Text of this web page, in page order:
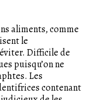
aliments, comme
le
Difficile de
puisqu’on ne
Les
contenant